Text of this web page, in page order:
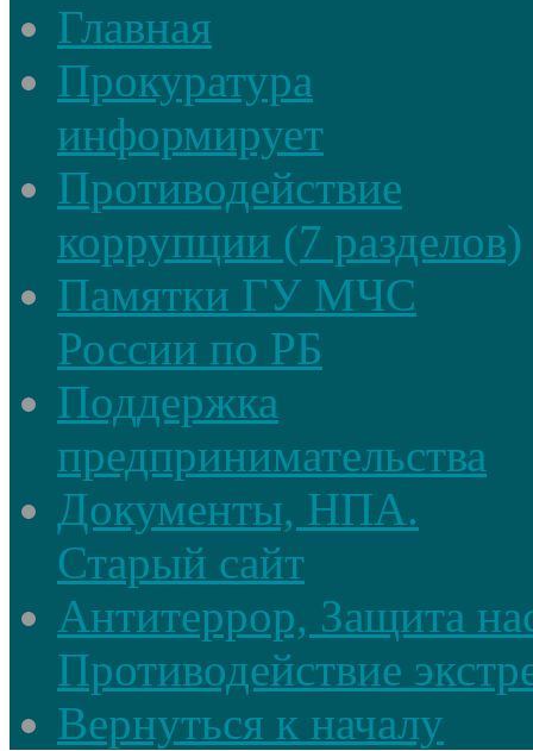
Главная
Прокуратура
информирует
Противодействие
коррупции (7 разделов)
Памятки ГУ МЧС
России по РБ
Поддержка
предпринимательства
Документы, НПА.
Старый сайт
Антитеррор, Защита
Противодействие
Вернуться к началу